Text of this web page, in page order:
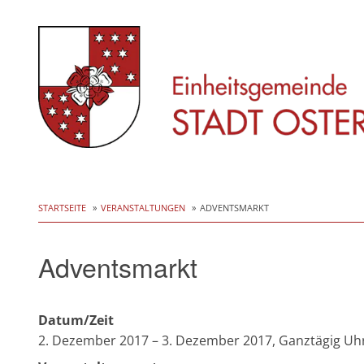
content
STARTSEITE VERANSTALTUNGEN ADVENTSMARKT
Adventsmarkt
Datum/Zeit
2. Dezember 2017 – 3. Dezember 2017, Ganztägig